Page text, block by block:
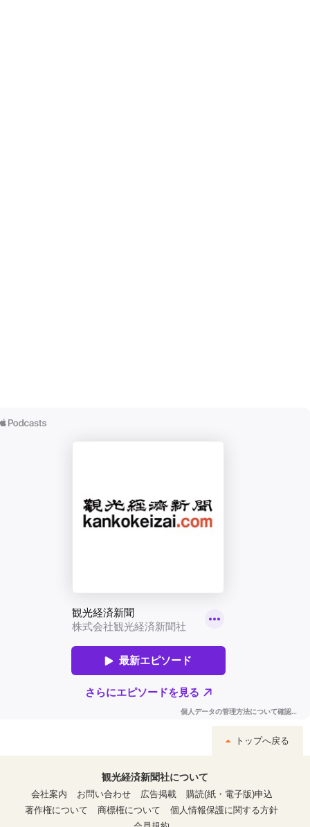
トップへ戻る
観光経済新聞社について
会社案内
お問い合わせ 広告掲載
購読(紙・電子版)申込
著作権について
商標権について
個人情報保護に関する方針